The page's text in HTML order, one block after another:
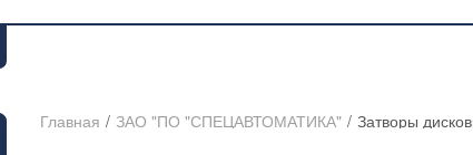
Главная / ЗАО "ПО "СПЕЦАВТОМАТИКА" / Затворы